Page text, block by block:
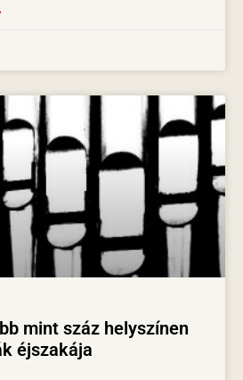
mint száz helyszínen
éjszakája